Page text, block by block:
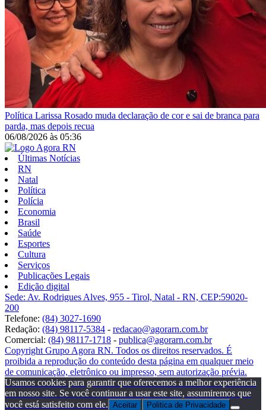
Política Larissa Rosado muda declaração de cor e sai de branca para
parda, mas depois recua
06/08/2026 às 05:36
Últimas Notícias
RN
Natal
Política
Polícia
Economia
Brasil
Saúde
Esportes
Cultura
Serviços
Publicações Legais
Edição digital
Sede: Av. Rodrigues Alves, 955 - Tirol, Natal - RN, CEP:59020-
200
Telefone: (84) 3027-1690
Redação: (84) 98117-5384 - redacao@agorarn.com.br
Comercial: (84) 98117-1718 - publica@agorarn.com.br
Copyright Grupo Agora RN. Todos os direitos reservados. É
proibida a reprodução do conteúdo desta página em qualquer meio
de comunicação, eletrônico ou impresso, sem autorização prévia.
Usamos cookies para garantir que oferecemos a melhor experiência
em nosso site. Se você continuar a usar este site, assumiremos que
você está satisfeito com ele. Aceitar Politica de Privacidade